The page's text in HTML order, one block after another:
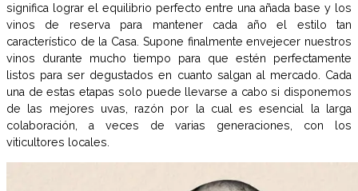
significa lograr el equilibrio perfecto entre una añada base y los
vinos de reserva para mantener cada año el estilo tan
característico de la Casa. Supone finalmente envejecer nuestros
vinos durante mucho tiempo para que estén perfectamente
listos para ser degustados en cuanto salgan al mercado. Cada
una de estas etapas solo puede llevarse a cabo si disponemos
de las mejores uvas, razón por la cual es esencial la larga
colaboración, a veces de varias generaciones, con los
viticultores locales.